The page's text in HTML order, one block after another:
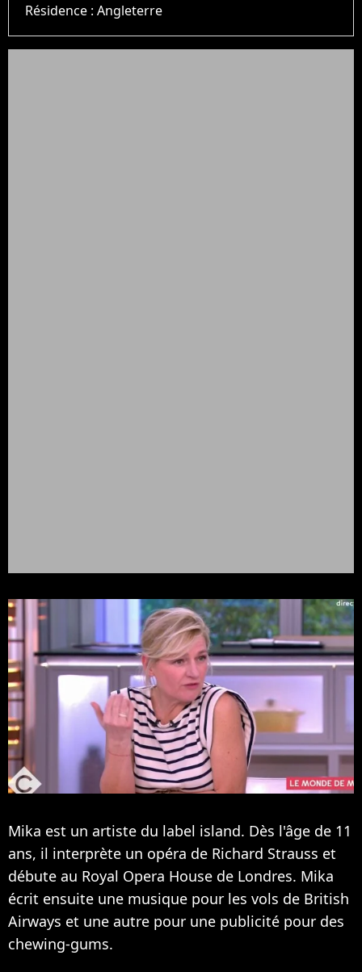
Résidence :Angleterre
Mika est un artiste du label island. Dès l'âge de 11
ans, il interprète un opéra de Richard Strauss et
débute au Royal Opera House de Londres. Mika
écrit ensuite une musique pour les vols de British
Airways et une autre pour une publicité pour des
chewing-gums.